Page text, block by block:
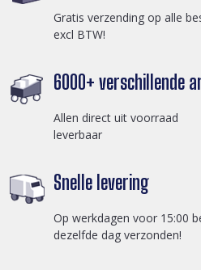
Gratis verzending op alle
excl BTW!
6000+ verschillende
Allen direct uit voorraad
leverbaar
Snelle levering
Op werkdagen voor 15:00
dezelfde dag verzonden!